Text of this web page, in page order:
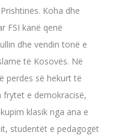
Koha dhe
FSI kanë qenë
dhe vendin tonë e
të Kosovës. Në
perdes së hekurt të
frytet e demokracisë,
klasik nga ana e
studentët e pedagogët